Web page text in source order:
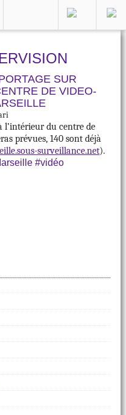
SUR
DE VIDEO-
du centre de
prévues, 140 sont déjà
surveillance.net).
#vidéo